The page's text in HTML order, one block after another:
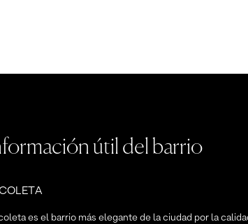
útil del barrio
es el barrio más elegante de la ciudad por la